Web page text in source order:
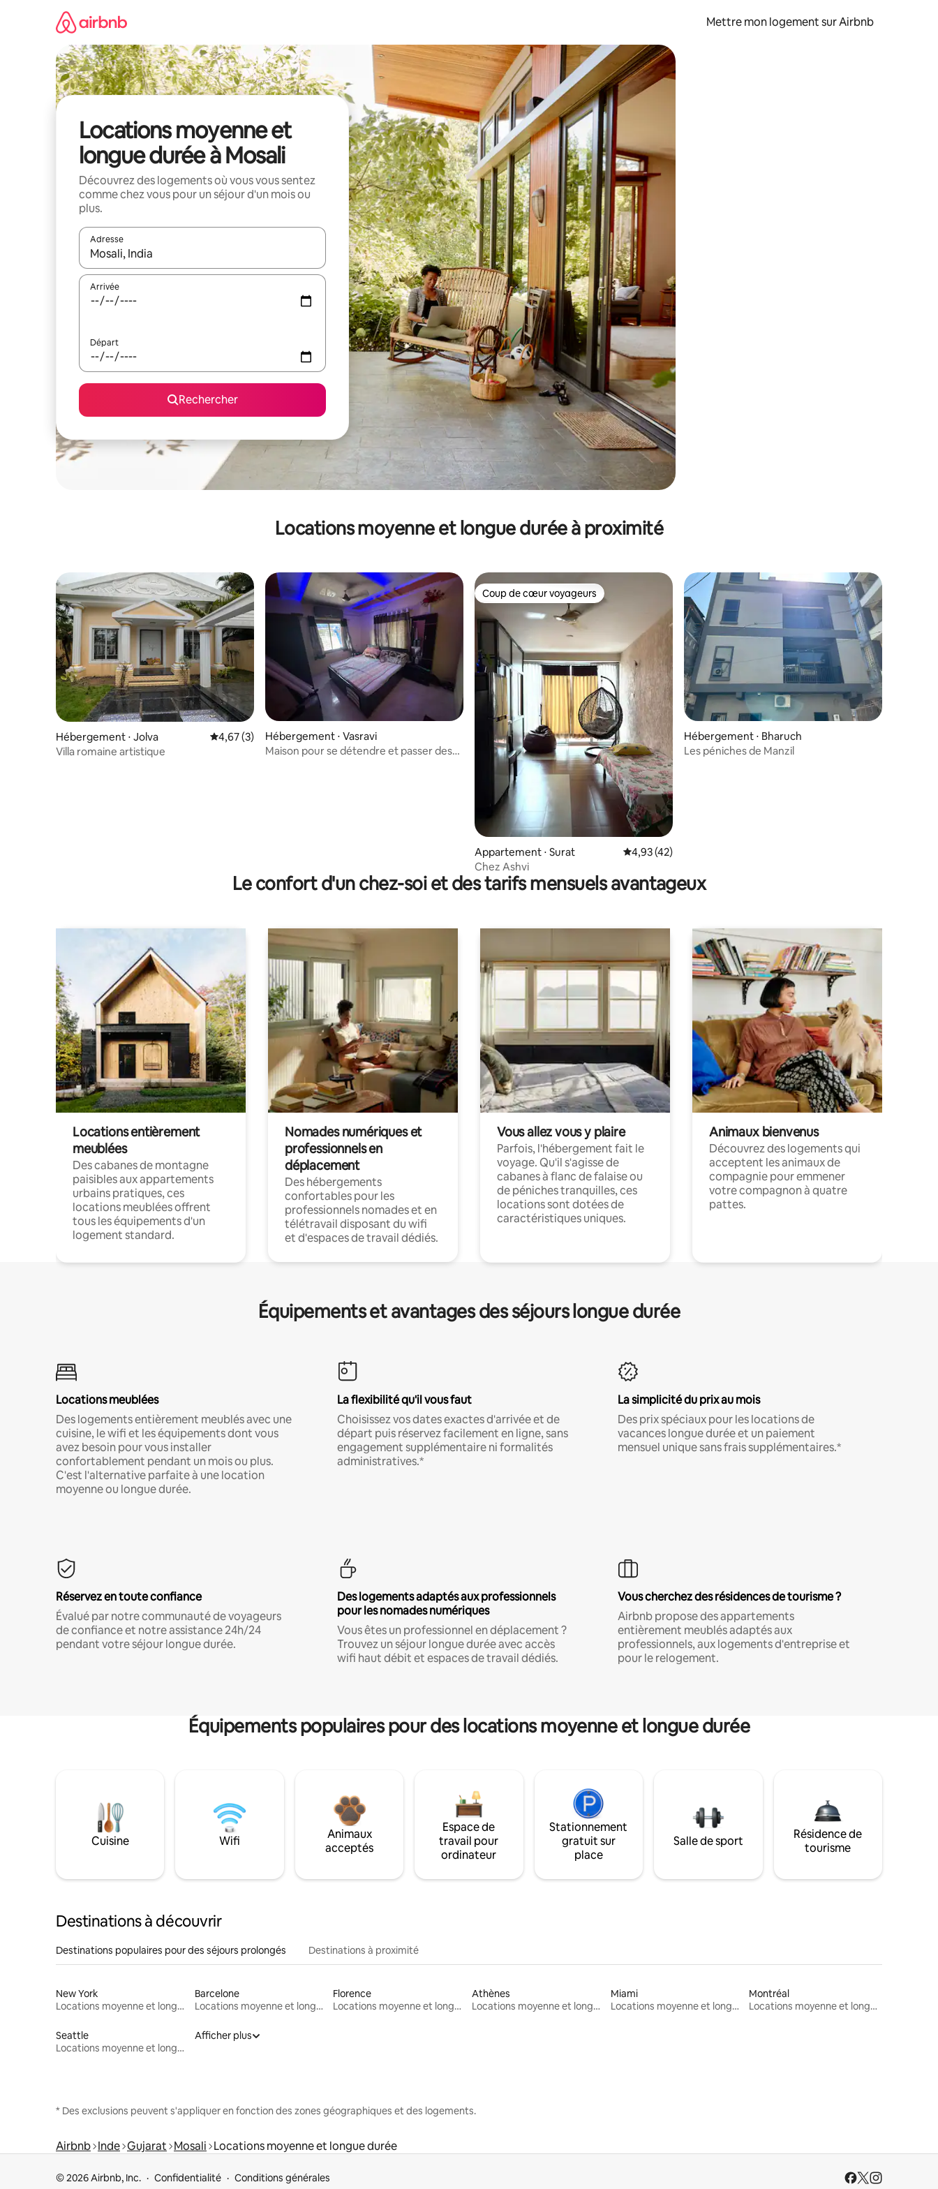
Mettre mon logement sur Airbnb
Locations moyenne et
longue durée à Mosali
Découvrez des logements où vous vous sentez
comme chez vous pour un séjour d'un mois ou
plus.
Adresse
Lorsque les résultats s'affichent, utilisez les flèches vers le haut et vers le bas pour les parcourir ou en appuyant et en faisant glisser.
Arrivée
Départ
Rechercher
Locations moyenne et longue durée à proximité
Hébergement ⋅ Jolva Évaluation moyenne sur la base de 3 commentaires : 4,67 sur 5
4,67 (3)
Villa romaine artistique
Hébergement ⋅ Vasravi
Maison pour se détendre et passer des
Coup de cœur voyageurs
Coup de cœur voyageurs
Appartement ⋅ Surat Évaluation moyenne sur la base de 42 commentaires : 4,93 sur 5
4,93 (42)
Chez Ashvi
Hébergement ⋅ Bharuch
Les péniches de Manzil
Le confort d'un chez-soi et des tarifs mensuels avantageux
Locations entièrement
meublées
Des cabanes de montagne
paisibles aux appartements
urbains pratiques, ces
locations meublées offrent
tous les équipements d'un
logement standard.
Nomades numériques et
professionnels en
déplacement
Des hébergements
confortables pour les
professionnels nomades et en
télétravail disposant du wifi
et d'espaces de travail dédiés.
Vous allez vous y plaire
Parfois, l'hébergement fait le
voyage. Qu'il s'agisse de
cabanes à flanc de falaise ou
de péniches tranquilles, ces
locations sont dotées de
caractéristiques uniques.
Animaux bienvenus
Découvrez des logements qui
acceptent les animaux de
compagnie pour emmener
votre compagnon à quatre
pattes.
Équipements et avantages des séjours longue durée
Locations meublées
Des logements entièrement meublés avec une
cuisine, le wifi et les équipements dont vous
avez besoin pour vous installer
confortablement pendant un mois ou plus.
C'est l'alternative parfaite à une location
moyenne ou longue durée.
La flexibilité qu'il vous faut
Choisissez vos dates exactes d'arrivée et de
départ puis réservez facilement en ligne, sans
engagement supplémentaire ni formalités
administratives.*
La simplicité du prix au mois
Des prix spéciaux pour les locations de
vacances longue durée et un paiement
mensuel unique sans frais supplémentaires.*
Réservez en toute confiance
Évalué par notre communauté de voyageurs
de confiance et notre assistance 24h/24
pendant votre séjour longue durée.
Des logements adaptés aux professionnels
pour les nomades numériques
Vous êtes un professionnel en déplacement ?
Trouvez un séjour longue durée avec accès
wifi haut débit et espaces de travail dédiés.
Vous cherchez des résidences de tourisme ?
Airbnb propose des appartements
entièrement meublés adaptés aux
professionnels, aux logements d'entreprise et
pour le relogement.
Équipements populaires pour des locations moyenne et longue durée
Cuisine Wifi
Animaux
acceptés
Espace de
travail pour
ordinateur
Stationnement
gratuit sur
place
Salle de sport
Résidence de
tourisme
Destinations à découvrir
Destinations populaires pour des séjours prolongés Destinations à proximité
New York
Locations moyenne et longue durée
Barcelone
Locations moyenne et longue durée
Florence
Locations moyenne et longue durée
Athènes
Locations moyenne et longue durée
Miami
Locations moyenne et longue durée
Montréal
Locations moyenne et longue durée
Seattle
Locations moyenne et longue durée
Afficher plus
* Des exclusions peuvent s'appliquer en fonction des zones géographiques et des logements.
Airbnb Inde Gujarat Mosali Locations moyenne et longue durée
© 2026 Airbnb, Inc. Confidentialité Conditions générales